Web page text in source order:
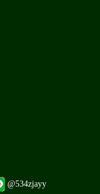
@534zjayy